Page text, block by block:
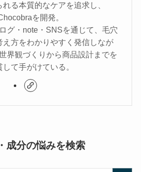
れる本質的なケアを追求し、
を開発。
グ・note・SNSを通じて、毛穴
え方をわかりやすく発信しなが
界観づくりから商品設計までを
して手がけている。
成分の悩みを検索